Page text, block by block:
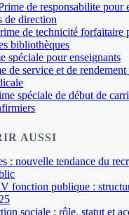
de responsabilite pour
de direction
de technicité forfaitaire
bibliothèques
spéciale pour enseignants
de service et de
spéciale de début de
AUSSI
: nouvelle tendance du
fonction publique :
sociale : rôle, statut et